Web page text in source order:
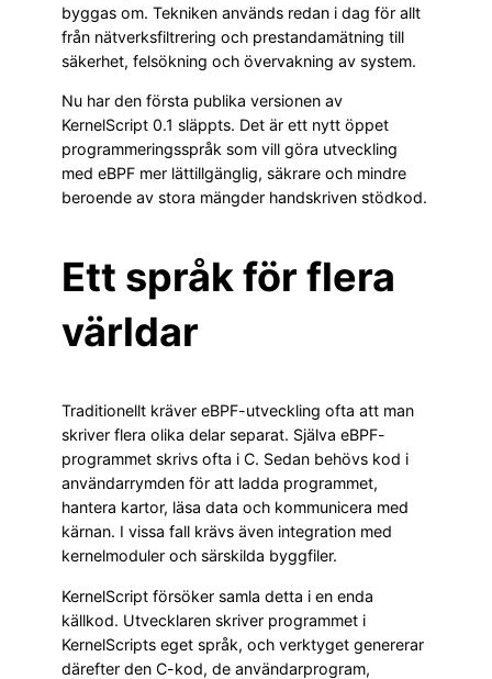
byggas om. Tekniken används redan i dag för allt
från nätverksfiltrering och prestandamätning till
säkerhet, felsökning och övervakning av system.
Nu har den första publika versionen av
KernelScript 0.1 släppts. Det är ett nytt öppet
programmeringsspråk som vill göra utveckling
med eBPF mer lättillgänglig, säkrare och mindre
beroende av stora mängder handskriven stödkod.
Ett språk för flera
världar
Traditionellt kräver eBPF-utveckling ofta att man
skriver flera olika delar separat. Själva eBPF-
programmet skrivs ofta i C. Sedan behövs kod i
användarrymden för att ladda programmet,
hantera kartor, läsa data och kommunicera med
kärnan. I vissa fall krävs även integration med
kernelmoduler och särskilda byggfiler.
KernelScript försöker samla detta i en enda
källkod. Utvecklaren skriver programmet i
KernelScripts eget språk, och verktyget genererar
därefter den C-kod, de användarprogram,